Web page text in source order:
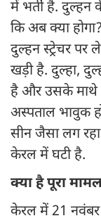
में भर्ती है. दुल्हन
कि अब क्या
दुल्हन स्ट्रेचर पर
खड़ी है. दुल्हा,
है और उसके माथे
अस्पताल भावुक
सीन जैसा लग
केरल में घटी है.
क्या है पूरा
केरल में 21